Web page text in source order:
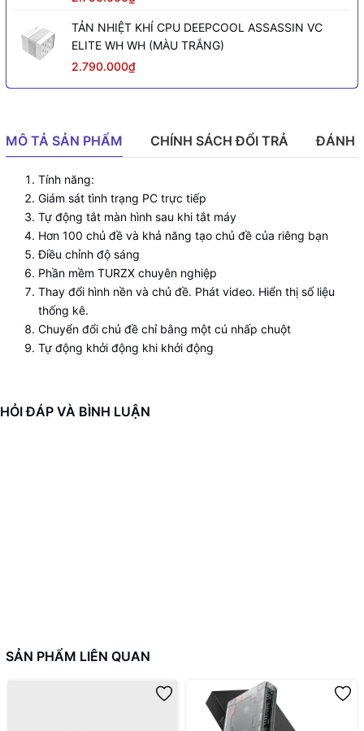
TẢN NHIỆT KHÍ CPU DEEPCOOL ASSASSIN VC
ELITE WH WH (MÀU TRẮNG)
2.790.000₫
MÔ TẢ SẢN PHẨM CHÍNH SÁCH ĐỔI TRẢ ĐÁNH
Tính năng:
Giám sát tình trạng PC trực tiếp
Tự động tắt màn hình sau khi tắt máy
Hơn 100 chủ đề và khả năng tạo chủ đề của riêng bạn
Điều chỉnh độ sáng
Phần mềm TURZX chuyên nghiệp
Thay đổi hình nền và chủ đề. Phát video. Hiển thị số liệu
thống kê.
Chuyển đổi chủ đề chỉ bằng một cú nhấp chuột
Tự động khởi động khi khởi động
HỎI ĐÁP VÀ BÌNH LUẬN
SẢN PHẨM LIÊN QUAN